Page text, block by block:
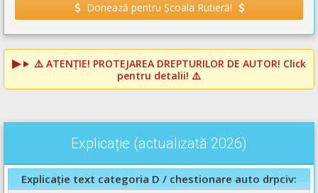
Donează pentru Școala Rutieră!
⚠️ ATENȚIE! PROTEJAREA DREPTURILOR DE AUTOR! Click
pentru detalii! ⚠️
Explicație (actualizată 2026)
Explicație text categoria D / chestionare auto drpciv: